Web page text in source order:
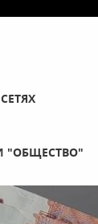
"ОБЩЕСТВО"